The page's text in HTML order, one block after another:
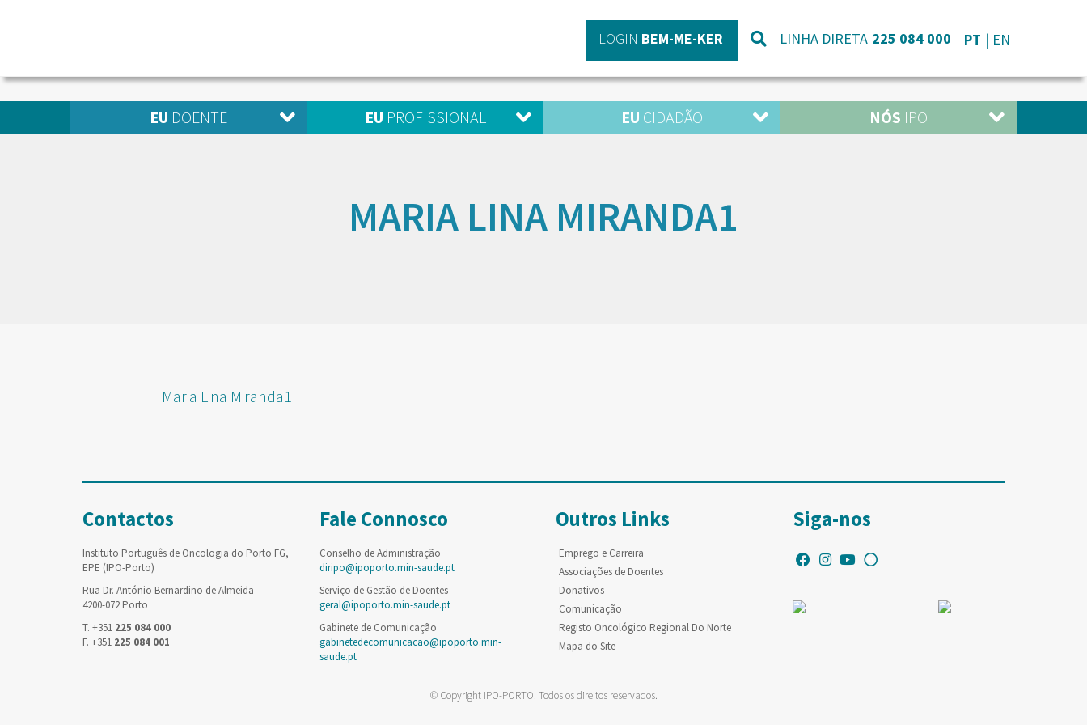
LOGIN BEM-ME-KER LINHA DIRETA 225 084 000 PT EN
EU DOENTE EU PROFISSIONAL EU CIDADÃO NÓS IPO
MARIA LINA MIRANDA1
Maria Lina Miranda1
Contactos
Instituto Português de Oncologia do Porto FG,
EPE (IPO-Porto)
Rua Dr. António Bernardino de Almeida
4200-072 Porto
T. +351 225 084 000
F. +351 225 084 001
Fale Connosco
Conselho de Administração
diripo@ipoporto.min-saude.pt
Serviço de Gestão de Doentes
geral@ipoporto.min-saude.pt
Gabinete de Comunicação
gabinetedecomunicacao@ipoporto.min-
saude.pt
Outros Links
Emprego e Carreira
Associações de Doentes
Donativos
Comunicação
Registo Oncológico Regional Do Norte
Mapa do Site
Siga-nos
© Copyright IPO-PORTO. Todos os direitos reservados.